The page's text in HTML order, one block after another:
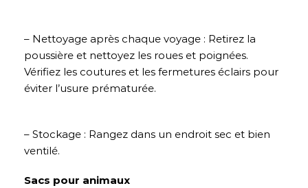
– Nettoyage après chaque voyage : Retirez la
poussière et nettoyez les roues et poignées.
Vérifiez les coutures et les fermetures éclairs pour
éviter l’usure prématurée.
– Stockage : Rangez dans un endroit sec et bien
ventilé.
Sacs pour animaux